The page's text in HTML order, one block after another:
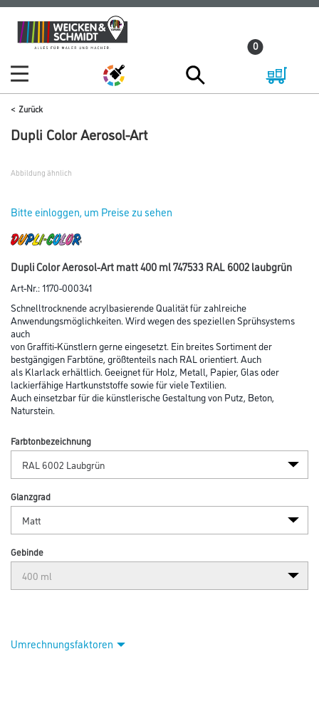
Zum
Inhalt
Zum
Navigationsmenü
0
Zurück
Dupli Color Aerosol-Art
Abbildung ähnlich
Bitte einloggen, um Preise zu sehen
Dupli Color Aerosol-Art matt 400 ml 747533 RAL 6002 laubgrün
Art-Nr.:1170-000341
Schnelltrocknende acrylbasierende Qualität für zahlreiche
Anwendungsmöglichkeiten. Wird wegen des speziellen Sprühsystems
auch
von Graffiti-Künstlern gerne eingesetzt. Ein breites Sortiment der
bestgängigen Farbtöne, größtenteils nach RAL orientiert. Auch
als Klarlack erhältlich. Geeignet für Holz, Metall, Papier, Glas oder
lackierfähige Hartkunststoffe sowie für viele Textilien.
Auch einsetzbar für die künstlerische Gestaltung von Putz, Beton,
Naturstein.
Farbtonbezeichnung
Glanzgrad
Gebinde
Umrechnungsfaktoren